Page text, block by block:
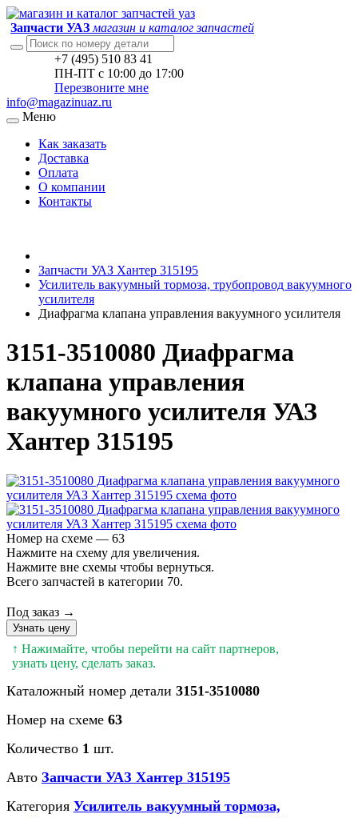
Запчасти УАЗ магазин и каталог запчастей
+7 (495) 510 83 41
ПН-ПТ с 10:00 до 17:00
Перезвоните мне
info@magazinuaz.ru
Меню
Как заказать
Доставка
Оплата
О компании
Контакты
Запчасти УАЗ Хантер 315195
Усилитель вакуумный тормоза, трубопровод вакуумного
усилителя
Диафрагма клапана управления вакуумного усилителя
3151-3510080 Диафрагма
клапана управления
вакуумного усилителя УАЗ
Хантер 315195
Номер на схеме — 63
Нажмите на схему для увеличения.
Нажмите вне схемы чтобы вернуться.
Всего запчастей в категории 70.
Под заказ →
Узнать цену
↑ Нажимайте, чтобы перейти на сайт партнеров,
узнать цену, сделать заказ.
Каталожный номер детали 3151-3510080
Номер на схеме 63
Количество 1 шт.
Авто Запчасти УАЗ Хантер 315195
Категория Усилитель вакуумный тормоза,